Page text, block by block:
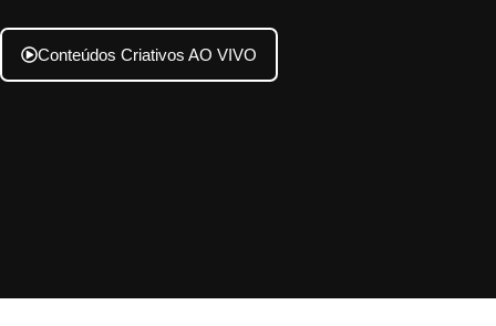
Conteúdos Criativos AO VIVO